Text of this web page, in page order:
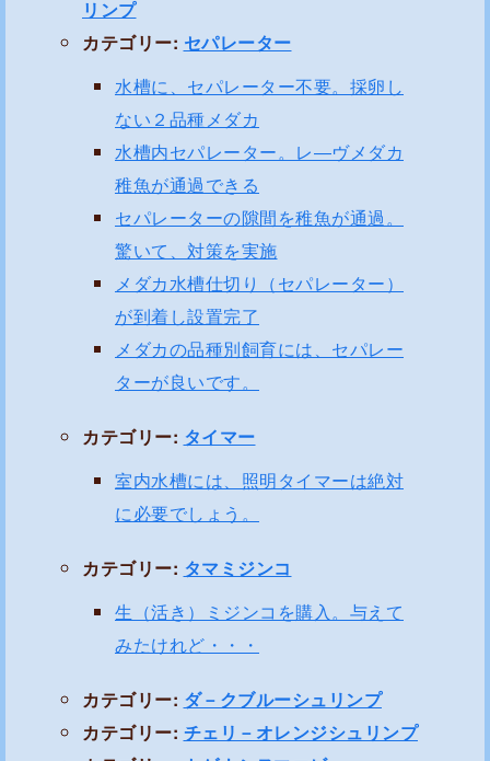
リンプ
カテゴリー: セパレーター
水槽に、セパレーター不要。採卵し
ない２品種メダカ
水槽内セパレーター。レ―ヴメダカ
稚魚が通過できる
セパレーターの隙間を稚魚が通過。
驚いて、対策を実施
メダカ水槽仕切り（セパレーター）
が到着し設置完了
メダカの品種別飼育には、セパレー
ターが良いです。
カテゴリー: タイマー
室内水槽には、照明タイマーは絶対
に必要でしょう。
カテゴリー: タマミジンコ
生（活き）ミジンコを購入。与えて
みたけれど・・・
カテゴリー: ダ－クブルーシュリンプ
カテゴリー: チェリ－オレンジシュリンプ